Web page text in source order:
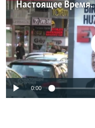
Настоящее Время.
No media
0:00